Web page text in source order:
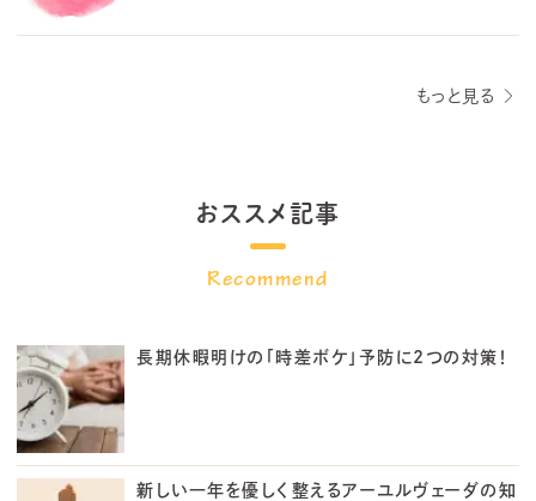
もっと見る
おススメ記事
長期休暇明けの「時差ボケ」予防に2つの対策！
新しい一年を優しく整えるアーユルヴェーダの知